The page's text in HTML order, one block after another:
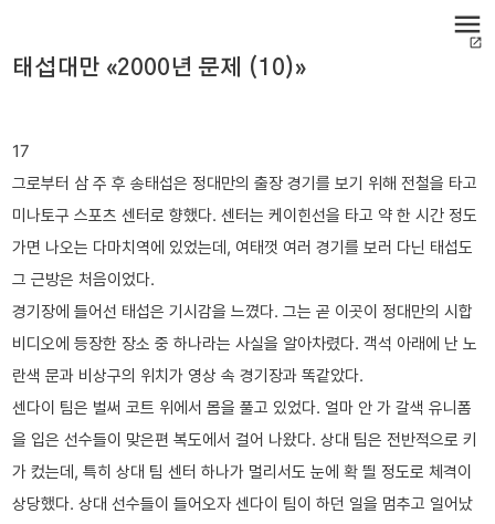
menu
open_in_new
태섭대만 «2000년 문제 (10)»
17
그로부터 삼 주 후 송태섭은 정대만의 출장 경기를 보기 위해 전철을 타고
미나토구 스포츠 센터로 향했다. 센터는 케이힌선을 타고 약 한 시간 정도
가면 나오는 다마치역에 있었는데, 여태껏 여러 경기를 보러 다닌 태섭도
그 근방은 처음이었다.
경기장에 들어선 태섭은 기시감을 느꼈다. 그는 곧 이곳이 정대만의 시합
비디오에 등장한 장소 중 하나라는 사실을 알아차렸다. 객석 아래에 난 노
란색 문과 비상구의 위치가 영상 속 경기장과 똑같았다.
센다이 팀은 벌써 코트 위에서 몸을 풀고 있었다. 얼마 안 가 갈색 유니폼
을 입은 선수들이 맞은편 복도에서 걸어 나왔다. 상대 팀은 전반적으로 키
가 컸는데, 특히 상대 팀 센터 하나가 멀리서도 눈에 확 띌 정도로 체격이
상당했다. 상대 선수들이 들어오자 센다이 팀이 하던 일을 멈추고 일어났